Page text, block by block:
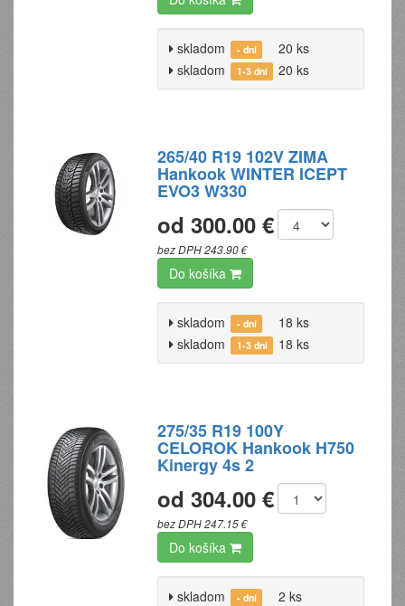
skladom - dní
20 ks
skladom
1-3 dni 20 ks
265/40 R19 102V ZIMA
Hankook WINTER ICEPT
EVO3 W330
od 300.00 €
bez DPH 243.90 €
Do košíka
skladom - dní
18 ks
skladom
1-3 dni 18 ks
275/35 R19 100Y
CELOROK Hankook H750
Kinergy 4s 2
od 304.00 €
bez DPH 247.15 €
Do košíka
skladom - dní
2 ks